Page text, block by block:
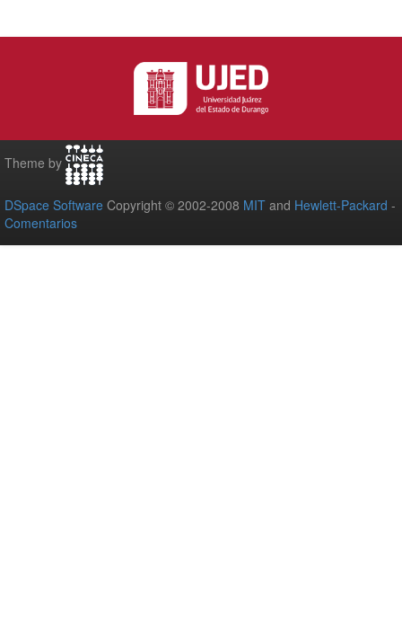
Theme by
DSpace Software Copyright © 2002-2008 MIT and Hewlett-Packard -
Comentarios